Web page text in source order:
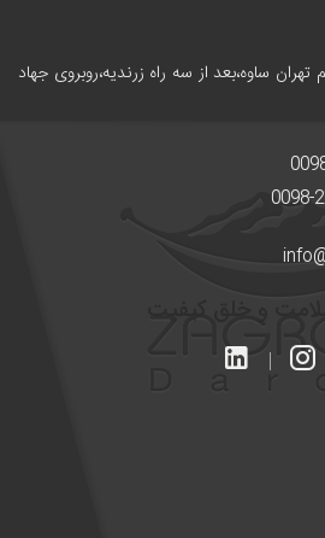
قدیم تهران ساوه،بعد از سه راه زرندیه،روبروی جهاد
و خلق کیفیت